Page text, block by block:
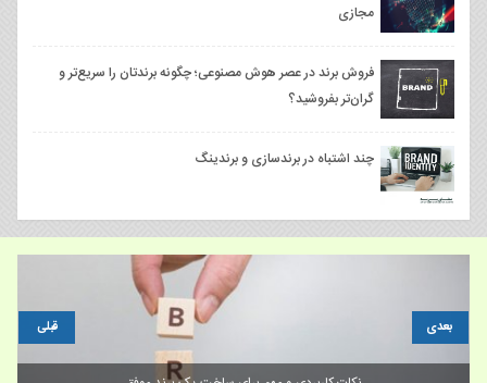
مجازی
فروش برند در عصر هوش مصنوعی؛ چگونه برندتان را سریع‌تر و
گران‌تر بفروشید؟
چند اشتباه در برندسازی و برندینگ
قبلی بعدی